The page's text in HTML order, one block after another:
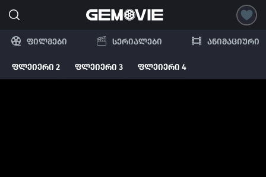
ფილმები სერიალები ანიმაციური
ფლეიერი 2 ფლეიერი 3 ფლეიერი 4